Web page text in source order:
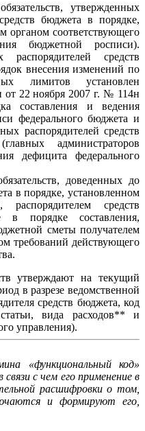
утвержденных
бюджета в порядке,
органом соответствующего
бюджетной росписи).
средств
внесения изменений по
лимитов установлен
22 ноября 2007 г. № 114н
составления и ведения
федерального бюджета и
распорядителей средств
администраторов
дефицита федерального
доведенных до
в порядке, установленном
распорядителем средств
порядке составления,
сметы получателем
требований действующего
утверждают на текущий
в разрезе ведомственной
средств бюджета, код
вида расходов** и
управления).
«функциональный код»
с чем его применение в
расшифровки о том,
и формируют его,